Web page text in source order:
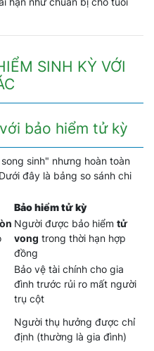
SINH KỲ VỚI
bảo hiểm tử kỳ
sinh" nhưng hoàn toàn
đây là bảng so sánh chi
Bảo hiểm tử kỳ
Người được bảo hiểm tử
vong trong thời hạn hợp
đồng
Bảo vệ tài chính cho gia
đình trước rủi ro mất người
trụ cột
Người thụ hưởng được chỉ
định (thường là gia đình)